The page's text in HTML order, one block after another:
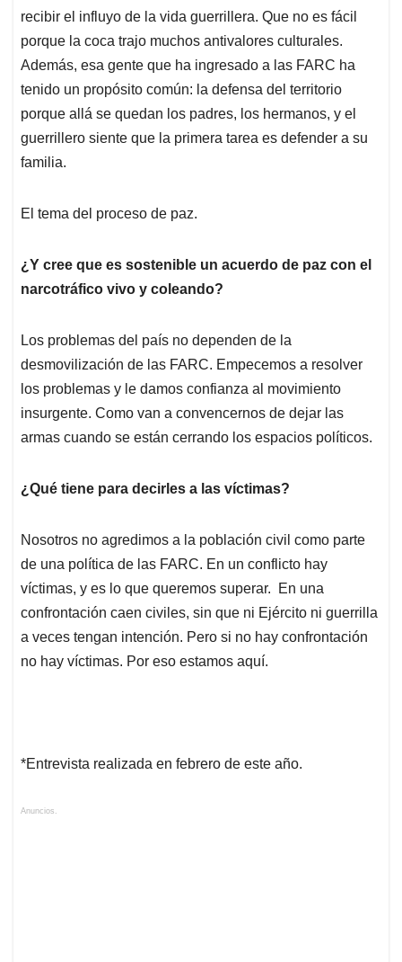
recibir el influyo de la vida guerrillera. Que no es fácil
porque la coca trajo muchos antivalores culturales.
Además, esa gente que ha ingresado a las FARC ha
tenido un propósito común: la defensa del territorio
porque allá se quedan los padres, los hermanos, y el
guerrillero siente que la primera tarea es defender a su
familia.
El tema del proceso de paz.
¿Y cree que es sostenible un acuerdo de paz con el
narcotráfico vivo y coleando?
Los problemas del país no dependen de la
desmovilización de las FARC. Empecemos a resolver
los problemas y le damos confianza al movimiento
insurgente. Como van a convencernos de dejar las
armas cuando se están cerrando los espacios políticos.
¿Qué tiene para decirles a las víctimas?
Nosotros no agredimos a la población civil como parte
de una política de las FARC. En un conflicto hay
víctimas, y es lo que queremos superar. En una
confrontación caen civiles, sin que ni Ejército ni guerrilla
a veces tengan intención. Pero si no hay confrontación
no hay víctimas. Por eso estamos aquí.
*Entrevista realizada en febrero de este año.
Anuncios.